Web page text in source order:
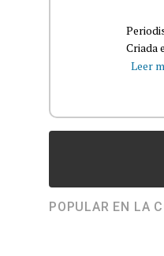
Criada
Leer
POPULAR EN LA